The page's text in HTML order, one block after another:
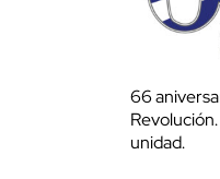
66
unidad.